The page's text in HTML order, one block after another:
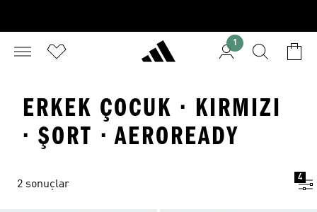
1
ERKEK ÇOCUK · KIRMIZI
· ŞORT · AEROREADY
2 sonuçlar
4